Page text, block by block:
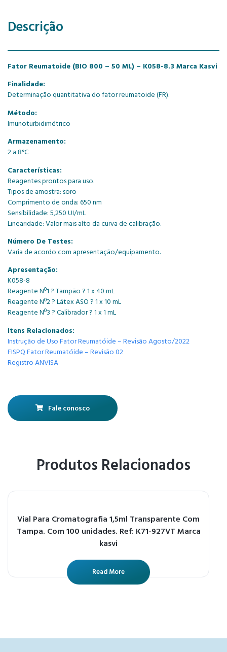
Descrição
Fator Reumatoide (BIO 800 – 50 ML) – K058-8.3 Marca Kasvi
Finalidade:
Determinação quantitativa do fator reumatoide (FR).
Método:
Imunoturbidimétrico
Armazenamento:
2 a 8°C
Características:
Reagentes prontos para uso.
Tipos de amostra: soro
Comprimento de onda: 650 nm
Sensibilidade: 5,250 UI/mL
Linearidade: Valor mais alto da curva de calibração.
Número De Testes:
Varia de acordo com apresentação/equipamento.
Apresentação:
K058-8
Reagente Nº1 ? Tampão ? 1 x 40 mL
Reagente Nº2 ? Látex ASO ? 1 x 10 mL
Reagente Nº3 ? Calibrador ? 1 x 1 mL
Itens Relacionados:
Instrução de Uso Fator Reumatóide – Revisão Agosto/2022
FISPQ Fator Reumatóide – Revisão 02
Registro ANVISA
Fale conosco
Produtos Relacionados
Vial Para Cromatografia 1,5ml Transparente Com
Tampa. Com 100 unidades. Ref: K71-927VT Marca
kasvi
Read More